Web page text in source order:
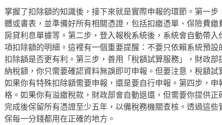
掌握了扣除額的知識後，接下來就是實際申報的環節。第一
體或書表，並準備好所有相關憑證，包括扣繳憑單、保險費
房貸利息單據等。第二步，登入報稅系統後，系統會自動帶
項扣除額的明細。這裡有一個重要提醒：不要只依賴系統預
扣除額是否更有利。第三步，善用「稅額試算服務」，財政
納稅額，你只需要確認資料無誤即可申報。但要注意，稅額
如果你有特殊扣除額需要申報，還是要自行申報。第四步，
格。如果你有溢繳稅款，財政部會自動退還，但需要你提供
完成後保留所有憑證至少五年，以備稅務機關查核。透過這
保每一分錢都用在正確的地方。